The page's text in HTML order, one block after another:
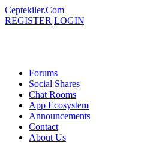
Ceptekiler.Com
REGISTER LOGIN
Forums
Social Shares
Chat Rooms
App Ecosystem
Announcements
Contact
About Us